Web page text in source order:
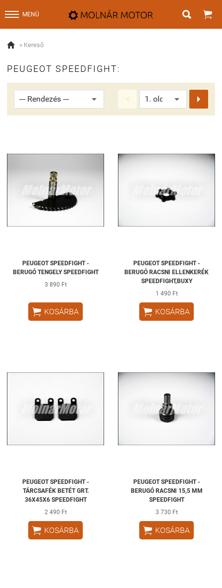
MENÜ  
 » Kereső
PEUGEOT SPEEDFIGHT:
 
PEUGEOT SPEEDFIGHT -
BERUGÓ TENGELY SPEEDFIGHT
3 890 Ft
 KOSÁRBA
PEUGEOT SPEEDFIGHT -
BERUGÓ RACSNI ELLENKERÉK
SPEEDFIGHT,BUXY
1 490 Ft
 KOSÁRBA
PEUGEOT SPEEDFIGHT -
TÁRCSAFÉK BETÉT GRT.
36X45X6 SPEEDFIGHT
2 490 Ft
 KOSÁRBA
PEUGEOT SPEEDFIGHT -
BERUGÓ RACSNI 15,5 MM
SPEEDFIGHT
3 730 Ft
 KOSÁRBA